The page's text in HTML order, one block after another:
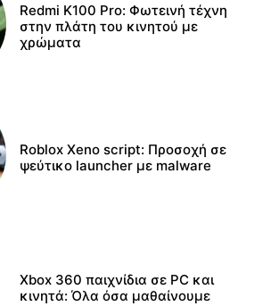
Redmi K100 Pro: Φωτεινή τέχνη
στην πλάτη του κινητού με
χρώματα
Roblox Xeno script: Προσοχή σε
ψεύτικο launcher με malware
Xbox 360 παιχνίδια σε PC και
κινητά: Όλα όσα μαθαίνουμε